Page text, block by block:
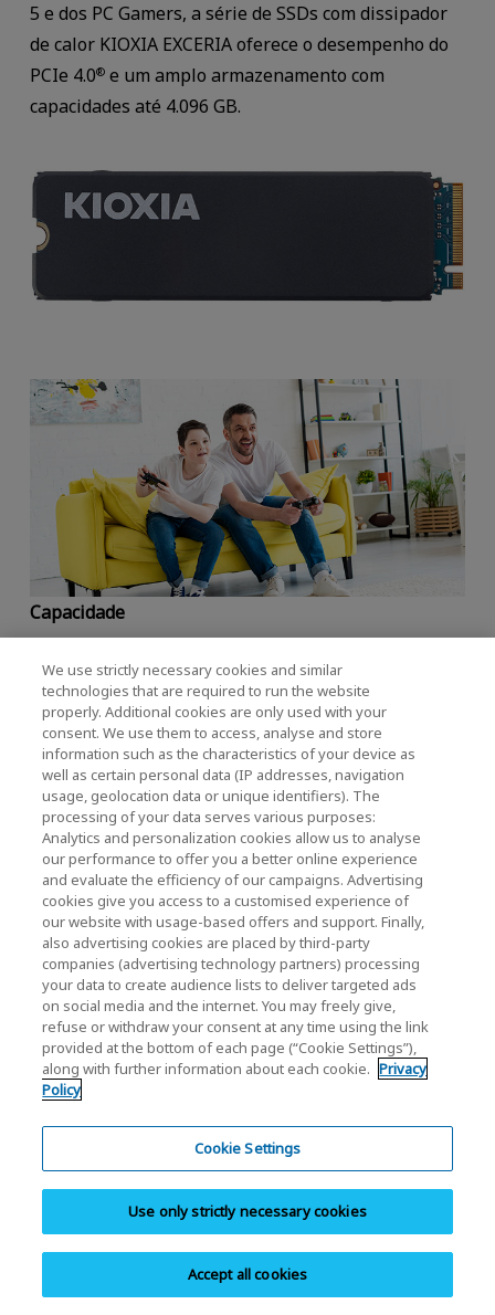
5 e dos PC Gamers, a série de SSDs com dissipador
de calor KIOXIA EXCERIA oferece o desempenho do
PCIe 4.0®e um amplo armazenamento com
capacidades até 4.096 GB.
Capacidade
Velocidade máxima de leitura/escrita sequencial*
6.200/4.900 MB/s (1.024 GB, 2.048 GB)
6.200/4.800 MB/s (4.096 GB)
Velocidade máxima de leitura/escrita aleatória*
850.000/440.000 IOPS (1.024 GB)
830.000/450.000 IOPS (2.048 GB)
810.000/450.000 IOPS (4.096 GB)
Características
Tecnologia BiCS FLASH™, NVMe™ 1.4, M.2 Tipo 2280
tamanho do dissipador de calor PlayStatison5, PCIe
Gen4 x4, Software de gestão de utilitários SSD
Detalhes do produto
We use strictly necessary cookies and similar
technologies that are required to run the website
properly. Additional cookies are only used with your
consent. We use them to access, analyse and store
information such as the characteristics of your device as
well as certain personal data (IP addresses, navigation
usage, geolocation data or unique identifiers). The
processing of your data serves various purposes:
Analytics and personalization cookies allow us to analyse
our performance to offer you a better online experience
and evaluate the efficiency of our campaigns. Advertising
cookies give you access to a customised experience of
our website with usage-based offers and support. Finally,
also advertising cookies are placed by third-party
companies (advertising technology partners) processing
your data to create audience lists to deliver targeted ads
on social media and the internet. You may freely give,
refuse or withdraw your consent at any time using the link
provided at the bottom of each page (“Cookie Settings”),
along with further information about each cookie. Privacy
Policy
Cookie Settings
Use only strictly necessary cookies
Accept all cookies